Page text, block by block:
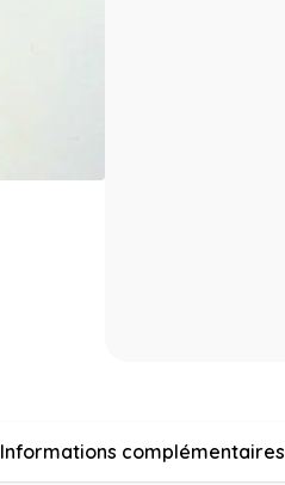
Informations complémentaires